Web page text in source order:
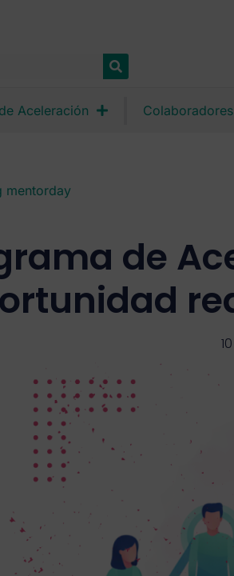
Aceleración Colaboradores
mentorday
de